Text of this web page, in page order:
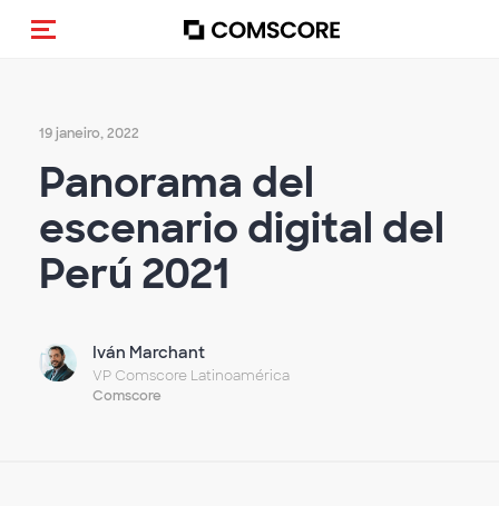
Alternar navegação
19 janeiro, 2022
Panorama del
escenario digital del
Perú 2021
Iván Marchant
VP Comscore Latinoamérica
Comscore